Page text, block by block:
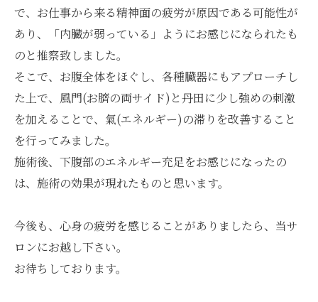
で、お仕事から来る精神面の疲労が原因である可能性が
あり、「内臓が弱っている」ようにお感じになられたも
のと推察致しました。
そこで、お腹全体をほぐし、各種臓器にもアプローチし
た上で、風門(お臍の両サイド)と丹田に少し強めの刺激
を加えることで、氣(エネルギー)の滞りを改善すること
を行ってみました。
施術後、下腹部のエネルギー充足をお感じになったの
は、施術の効果が現れたものと思います。
今後も、心身の疲労を感じることがありましたら、当サ
ロンにお越し下さい。
お待ちしております。